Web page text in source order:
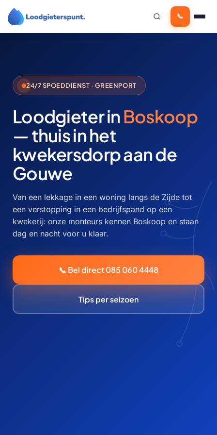
📞
naar
de
24/7 SPOEDDIENST · GREENPORT
Loodgieter inBoskoop
— thuis in het
kwekersdorp aan de
Gouwe
Van een lekkage in een woning langs de Zijde tot
een verstopping in een bedrijfspand op een
kwekerij: onze monteurs kennen Boskoop en staan
dag en nacht voor u klaar.
📞 Bel direct 085 060 4448
Tips per seizoen